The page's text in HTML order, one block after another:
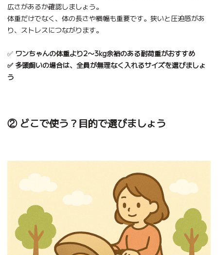
広さがあるか確認しましょう。
体重だけでなく、体の長さや横幅も重要です。狭いと圧迫感があ
り、ストレスにつながります。
✅ ワンちゃんの体重より2〜3kg余裕のある耐荷重がおすすめ
✅ 多頭飼いの場合は、全員が無理なく入れるサイズを選びましょ
う
② どこで使う？目的で選びましょう